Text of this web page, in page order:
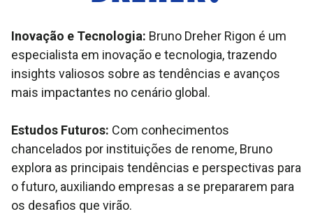
Inovação e Tecnologia: Bruno Dreher Rigon é um
especialista em inovação e tecnologia, trazendo
insights valiosos sobre as tendências e avanços
mais impactantes no cenário global.
Estudos Futuros: Com conhecimentos
chancelados por instituições de renome, Bruno
explora as principais tendências e perspectivas para
o futuro, auxiliando empresas a se prepararem para
os desafios que virão.